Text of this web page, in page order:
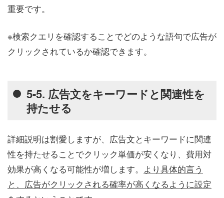
重要です。
※検索クエリを確認することでどのような語句で広告が
クリックされているか確認できます。
5-5. 広告文をキーワードと関連性を
持たせる
詳細説明は割愛しますが、広告文とキーワードに関連
性を持たせることでクリック単価が安くなり、費用対
効果が高くなる可能性が増します。 より具体的言う
と、広告がクリックされる確率が高くなるように設定